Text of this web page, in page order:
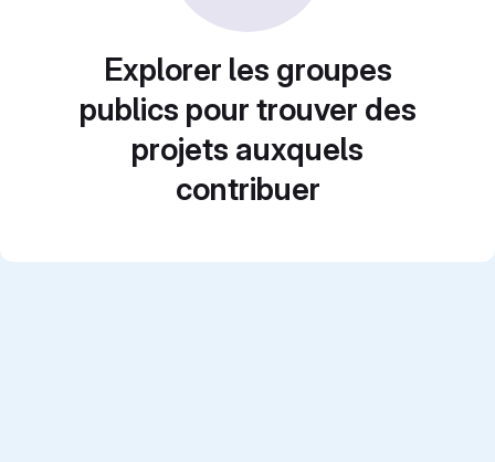
Explorer les groupes
publics pour trouver des
projets auxquels
contribuer